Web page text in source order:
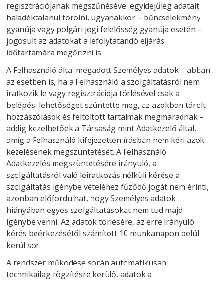
regisztrációjának megszűnésével egyidejűleg adatait
haladéktalanul törölni, ugyanakkor – bűncselekmény
gyanúja vagy polgári jogi felelősség gyanúja esetén –
jogosult az adatokat a lefolytatandó eljárás
időtartamára megőrizni is.
A Felhasználó által megadott Személyes adatok – abban
az esetben is, ha a Felhasználó a szolgáltatásról nem
iratkozik le vagy regisztrációja törlésével csak a
belépési lehetőséget szüntette meg, az azokban tárolt
hozzászólások és feltöltött tartalmak megmaradnak –
addig kezelhetőek a Társaság mint Adatkezelő által,
amíg a Felhasználó kifejezetten írásban nem kéri azok
kezelésének megszüntetését. A Felhasználó
Adatkezelés megszüntetésére irányuló, a
szolgáltatásról való leiratkozás nélküli kérése a
szolgáltatás igénybe vételéhez fűződő jogát nem érinti,
azonban előfordulhat, hogy Személyes adatok
hiányában egyes szolgáltatásokat nem tud majd
igénybe venni. Az adatok törlésére, az erre irányuló
kérés beérkezésétől számított 10 munkanapon belül
kerül sor.
A rendszer működése során automatikusan,
technikailag rögzítésre kerülő, adatok a